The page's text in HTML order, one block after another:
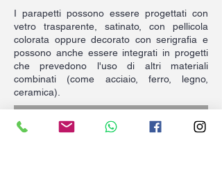
I parapetti possono essere progettati con
vetro trasparente, satinato, con pellicola
colorata oppure decorato con serigrafia e
possono anche essere integrati in progetti
che prevedono l'uso di altri materiali
combinati (come acciaio, ferro, legno,
ceramica).